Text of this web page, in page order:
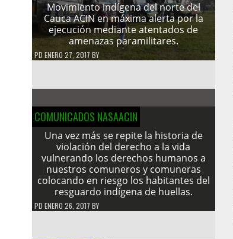
Movimiento indígena del norte del
Cauca ACIN en máxima alerta por la
ejecución mediante atentados de
amenazas paramilitares.
PD ENERO 27, 2017 BY
COMUNICADOS NASAACIN
Una vez más se repite la historia de
violación del derecho a la vida
vulnerando los derechos humanos a
nuestros comuneros y comuneras
colocando en riesgo los habitantes del
resguardo indígena de huellas.
PD ENERO 26, 2017 BY